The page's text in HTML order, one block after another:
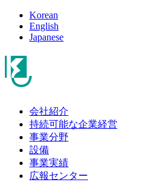
Korean
English
Japanese
会社紹介
持続可能な企業経営
事業分野
設備
事業実績
広報センター